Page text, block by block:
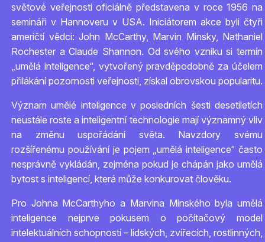
světové veřejnosti oficiálně představena v roce 1956 na
semináři v Hannoveru v USA. Iniciátorem akce byli čtyři
američtí vědci: John McCarthy, Marvin Minsky, Nathaniel
Rochester a Claude Shannon. Od svého vzniku si termín
„umělá inteligence“, vytvořený pravděpodobně za účelem
přilákání pozornosti veřejnosti, získal obrovskou popularitu.
Význam umělé inteligence v posledních šesti desetiletích
neustále roste a inteligentní technologie mají významný vliv
na změnu uspořádání světa. Navzdory svému
rozšířenému používání je pojem „umělá inteligence“ často
nesprávně vykládán, zejména pokud je chápán jako umělá
bytost s inteligencí, která může konkurovat člověku.
Pro Johna McCarthyho a Marvina Minského byla umělá
inteligence nejprve pokusem o počítačový model
intelektuálních schopností – lidských, zvířecích, rostlinných,